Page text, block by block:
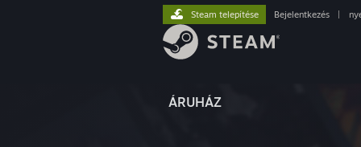
ÁRUHÁZ
Steam telepítése Bejelentkezés